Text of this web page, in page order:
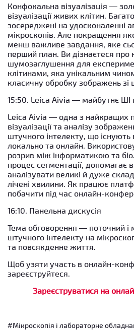
Конфокальна візуалізація —
візуалізації живих клітин.
зосереджені на удосконаленні
мікроскопів. Але покращення
менш важливе завдання, яке
перший план. Ви дізнаєтеся про
шумозаглушення для
клітинами, яка унікальним
класичну обробку зображень зі
15:50. Leica Aivia — майбутнє ШІ
Leica Aivia — одна з найкращих
візуалізації та аналізу
штучного інтелекту, що існують
локально та онлайн.
розрив між інформатикою та
процес сегментації, допомагає
аналізувати великі й дуже
лічені хвилини. Як працює
побачити під час онлайн-
16:10. Панельна дискусія
Тема обговорення — поточний і
штучного інтелекту на
та повсякденне життя.
Щоб узяти участь в онлайн-
зареєструйтеся.
Зареєструватися на
#Мікроскопія і лабораторне